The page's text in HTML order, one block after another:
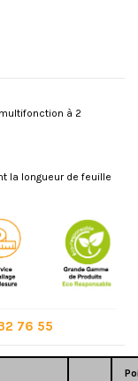
à 2
la longueur de feuille
76 55